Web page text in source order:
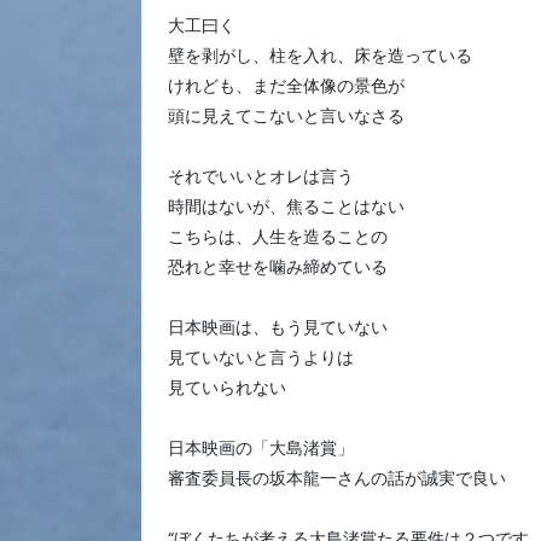
大工曰く
壁を剥がし、柱を入れ、床を造っている
けれども、まだ全体像の景色が
頭に見えてこないと言いなさる
それでいいとオレは言う
時間はないが、焦ることはない
こちらは、人生を造ることの
恐れと幸せを噛み締めている
日本映画は、もう見ていない
見ていないと言うよりは
見ていられない
日本映画の「大島渚賞」
審査委員長の坂本龍一さんの話が誠実で良い